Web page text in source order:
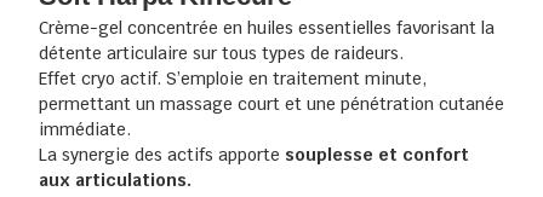
Crème-gel concentrée en huiles essentielles favorisant la
détente articulaire sur tous types de raideurs.
Effet cryo actif. S’emploie en traitement minute,
permettant un massage court et une pénétration cutanée
immédiate.
La synergie des actifs apporte souplesse et confort
aux articulations.